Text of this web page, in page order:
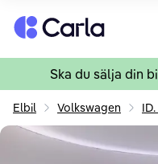
Tillbaka till startsidan
Ska du sälja din
Elbil Volkswagen